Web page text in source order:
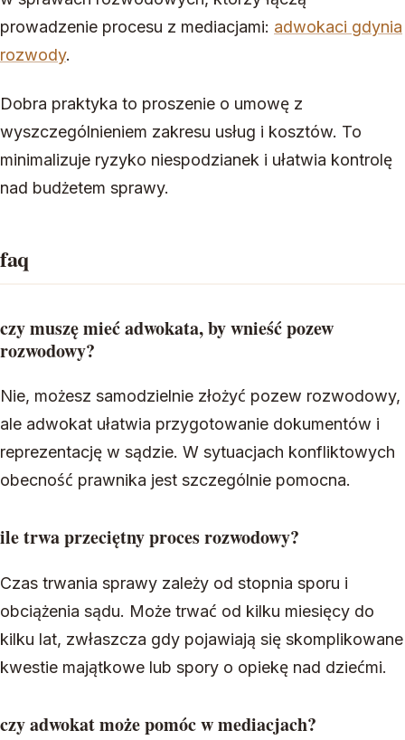
prowadzenie procesu z mediacjami: adwokaci gdynia
rozwody.
Dobra praktyka to proszenie o umowę z
wyszczególnieniem zakresu usług i kosztów. To
minimalizuje ryzyko niespodzianek i ułatwia kontrolę
nad budżetem sprawy.
faq
czy muszę mieć adwokata, by wnieść pozew
rozwodowy?
Nie, możesz samodzielnie złożyć pozew rozwodowy,
ale adwokat ułatwia przygotowanie dokumentów i
reprezentację w sądzie. W sytuacjach konfliktowych
obecność prawnika jest szczególnie pomocna.
ile trwa przeciętny proces rozwodowy?
Czas trwania sprawy zależy od stopnia sporu i
obciążenia sądu. Może trwać od kilku miesięcy do
kilku lat, zwłaszcza gdy pojawiają się skomplikowane
kwestie majątkowe lub spory o opiekę nad dziećmi.
czy adwokat może pomóc w mediacjach?